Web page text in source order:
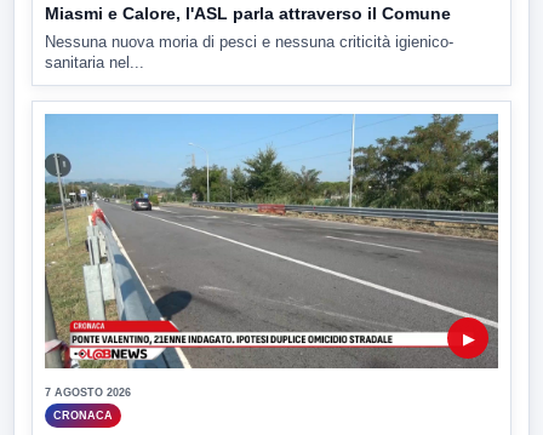
Miasmi e Calore, l'ASL parla attraverso il Comune
Nessuna nuova moria di pesci e nessuna criticità igienico-
sanitaria nel...
▶
7 AGOSTO 2026
CRONACA